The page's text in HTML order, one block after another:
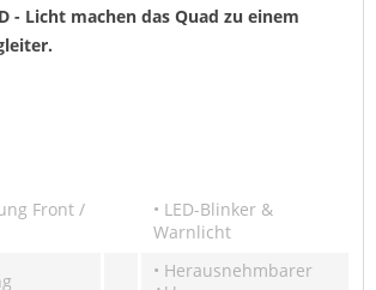
- Licht machen das Quad zu einem
Front /
• LED-Blinker &
Warnlicht
• Herausnehmbarer